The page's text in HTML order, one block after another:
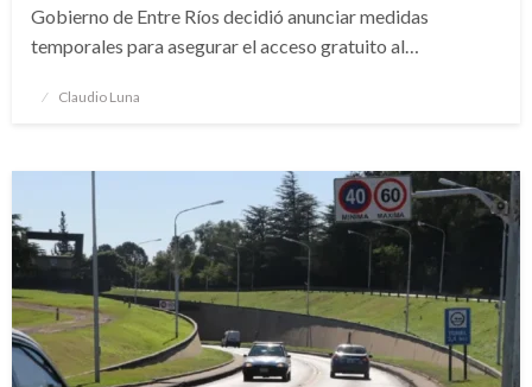
Gobierno de Entre Ríos decidió anunciar medidas
temporales para asegurar el acceso gratuito al…
Publicado
Claudio Luna